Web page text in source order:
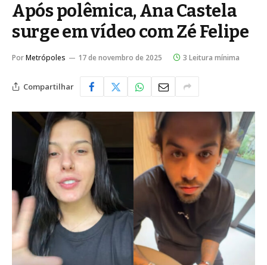
Após polêmica, Ana Castela
surge em vídeo com Zé Felipe
PorMetrópoles 17 de novembro de 2025 3 Leitura mínima
Compartilhar